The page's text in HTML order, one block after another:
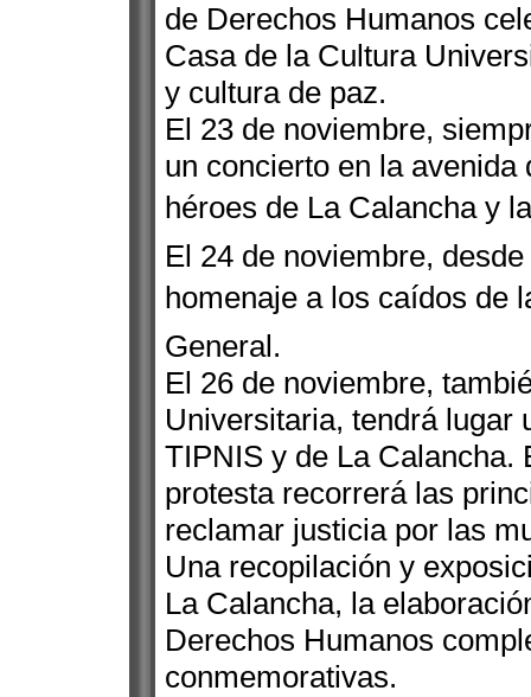
de Derechos Humanos
Casa de la Cultura
y cultura de paz.
El 23 de noviembre,
un concierto en la
héroes de La Calancha y
El 24 de noviembre,
homenaje a los caídos de
General.
El 26 de noviembre,
Universitaria, tendrá lugar
TIPNIS y de La Calancha.
protesta recorrerá las
reclamar justicia por las
Una recopilación y
La Calancha, la
Derechos Humanos
conmemorativas.